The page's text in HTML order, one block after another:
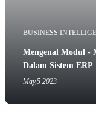
BUSINESS
Mengenal Modul -
Dalam Sistem ERP
May,5 2023